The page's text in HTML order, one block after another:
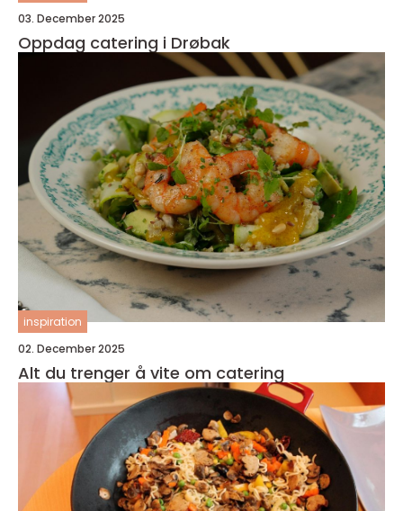
03. December 2025
Oppdag catering i Drøbak
inspiration
02. December 2025
Alt du trenger å vite om catering